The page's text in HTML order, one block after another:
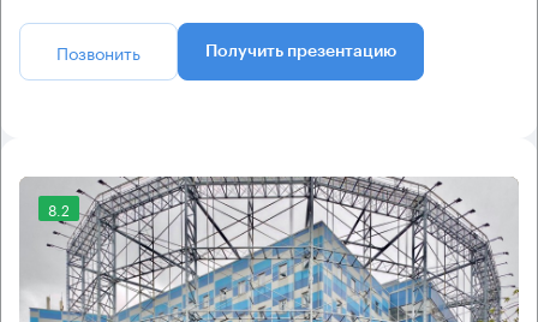
Позвонить Получить презентацию
8.2